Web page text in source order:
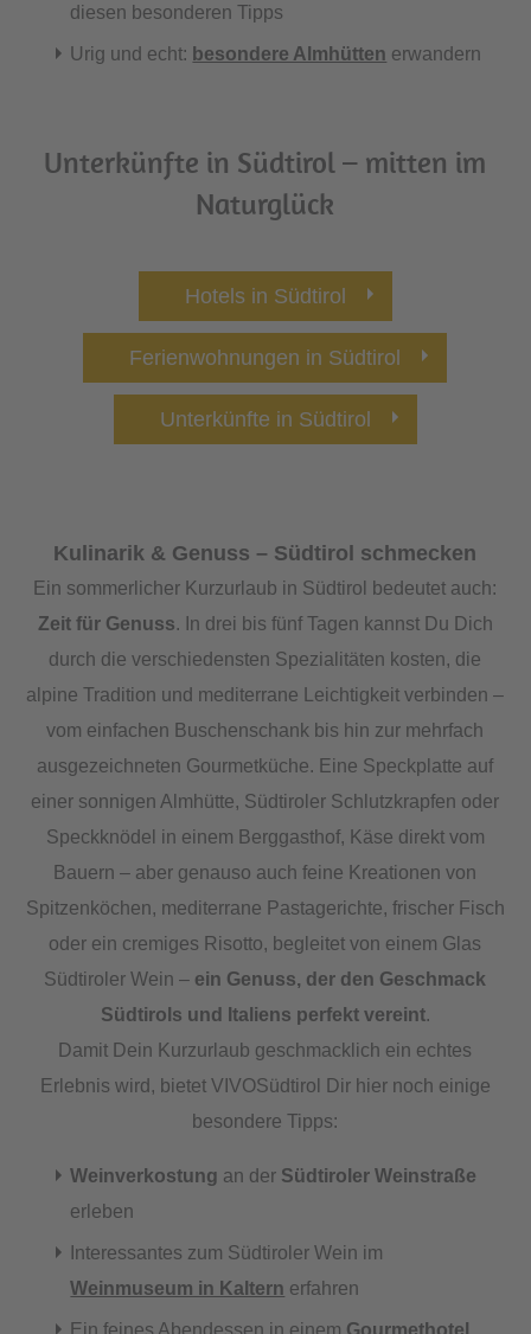
diesen besonderen Tipps
Urig und echt: besondere Almhütten erwandern
Unterkünfte in Südtirol – mitten im
Naturglück
Hotels in Südtirol
Ferienwohnungen in Südtirol
Unterkünfte in Südtirol
Kulinarik & Genuss – Südtirol schmecken
Ein sommerlicher Kurzurlaub in Südtirol bedeutet auch:
Zeit für Genuss. In drei bis fünf Tagen kannst Du Dich
durch die verschiedensten Spezialitäten kosten, die
alpine Tradition und mediterrane Leichtigkeit verbinden –
vom einfachen Buschenschank bis hin zur mehrfach
ausgezeichneten Gourmetküche. Eine Speckplatte auf
einer sonnigen Almhütte, Südtiroler Schlutzkrapfen oder
Speckknödel in einem Berggasthof, Käse direkt vom
Bauern – aber genauso auch feine Kreationen von
Spitzenköchen, mediterrane Pastagerichte, frischer Fisch
oder ein cremiges Risotto, begleitet von einem Glas
Südtiroler Wein – ein Genuss, der den Geschmack
Südtirols und Italiens perfekt vereint.
Damit Dein Kurzurlaub geschmacklich ein echtes
Erlebnis wird, bietet VIVOSüdtirol Dir hier noch einige
besondere Tipps:
Weinverkostung an der Südtiroler Weinstraße
erleben
Interessantes zum Südtiroler Wein im
Weinmuseum in Kaltern erfahren
Ein feines Abendessen in einem Gourmethotel